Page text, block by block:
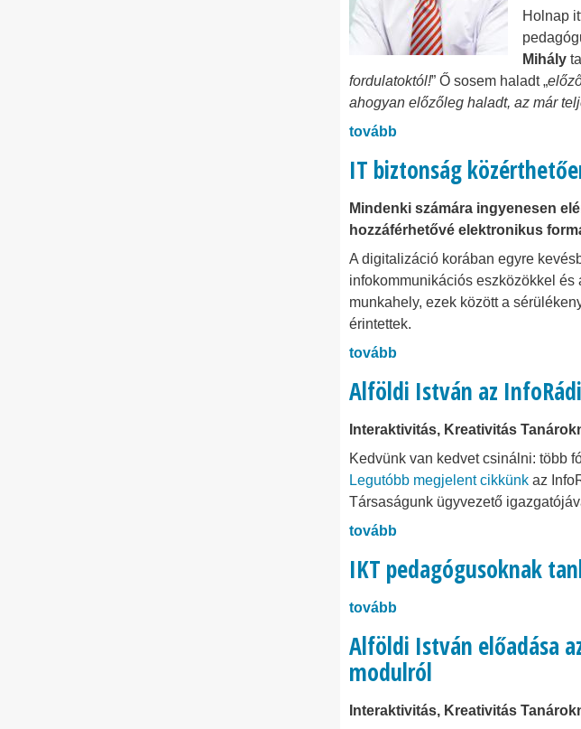
Holnap
Mihály
fordulatoktól!” Ő sosem haladt „
ahogyan előzőleg haladt, az már
tovább
IT biztonság
Mindenki számára ingyenesen
hozzáférhetővé elektronikus
A digitalizáció korában egyre
infokommunikációs eszközökkel
munkahely, ezek között a
érintettek.
tovább
Alföldi István az
Interaktivitás, Kreativitás
Kedvünk van kedvet csinálni: több
Legutóbb megjelent cikkünk az
Társaságunk ügyvezető
tovább
IKT pedagógusoknak
tovább
Alföldi István előadása
modulról
Interaktivitás, Kreativitás